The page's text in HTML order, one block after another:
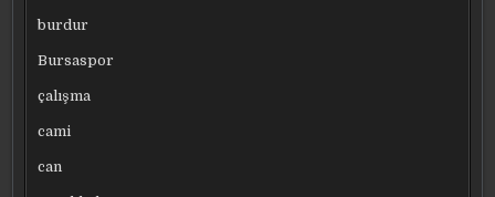
burdur
Bursaspor
çalışma
cami
can